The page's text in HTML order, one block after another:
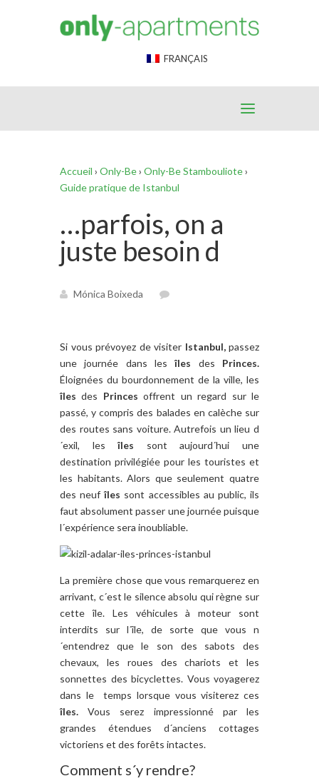
FRANÇAIS
Accueil › Only-Be› Only-Be Stambouliote›
Guide pratique de Istanbul
…parfois, on a
juste besoin d
Mónica Boixeda
Si vous prévoyez de visiter Istanbul,passez
une journée dans lesîles des Princes.
Éloignées du bourdonnement de la ville, les
îles des Princes offrent un regard sur le
passé, y compris des balades en calèche sur
des routes sans voiture. Autrefois un lieu d
´exil, lesîles sont aujourd´hui une
destination privilégiée pour les touristes et
les habitants. Alors que seulement quatre
des neufîles sont accessibles au public, ils
faut absolument passer une journée puisque
l´expérience sera inoubliable.
La première chose que vous remarquerez en
arrivant, c´est le silence absolu qui règne sur
cette île. Les véhicules à moteur sont
interdits sur l´île, de sorte que vous n
´entendrez que le son des sabots des
chevaux, les roues des chariots et les
sonnettes des bicyclettes. Vous voyagerez
dans le temps lorsque vous visiterez ces
îles. Vous serez impressionné par les
grandes étendues d´anciens cottages
victoriens et des forêts intactes.
Comment s´y rendre?